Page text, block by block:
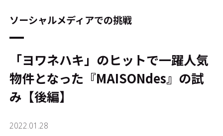
ソーシャルメディアでの挑戦
「ヨワネハキ」のヒットで一躍人気
物件となった『MAISONdes』の試
み【後編】
2022.01.28